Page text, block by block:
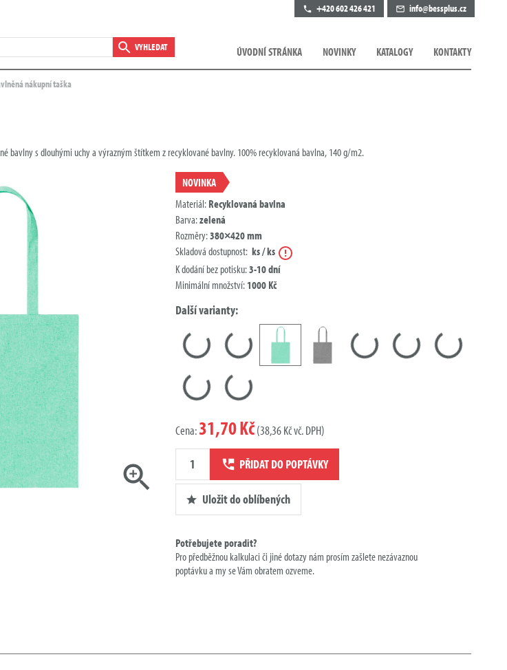
VYHLEDAT ÚVODNÍ STRÁNKA NOVINKY KATALOGY KONTAKTY
+420 602 426 421 info@bessplus.cz
nákupní taška
bavlny s dlouhými uchy a výrazným štítkem z recyklované bavlny. 100% recyklovaná bavlna, 140 g/m2.
NOVINKA
Materiál: Recyklovaná bavlna
Barva:zelená
Rozměry:380×420 mm
Skladová dostupnost: ks / ks
K dodání bez potisku:3-10 dní
Minimální množství:1000 Kč
Další varianty:
Cena:31,70 Kč(38,36 Kč vč. DPH)
Množství
poptávky
PŘIDAT DO POPTÁVKY
Uložit do oblíbených
Potřebujete poradit?
Pro předběžnou kalkulaci či jiné dotazy nám prosím zašlete nezávaznou
poptávku a my se Vám obratem ozveme.